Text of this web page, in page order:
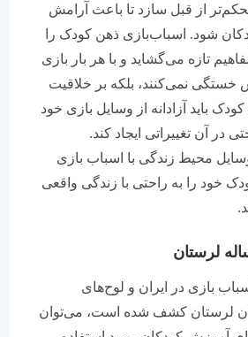
از قبل سازد تا باعث آرامش
اسباب‌بازی ذهن کودک را
می‌گشاید و با هر بار بازی
نمی‌کنند، بلکه بر خلاقیت
آزادانه از وسایل بازی خود
تغییراتی ایجاد کند.
زندگی با اسباب بازی
به راحتی با زندگی واقعی
در ایران و لوح‌های
کشف شده است، می‌توان